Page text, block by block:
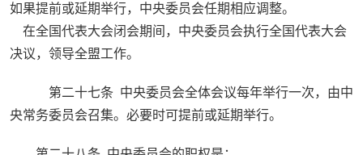
如果提前或延期举行，中央委员会任期相应调整。
在全国代表大会闭会期间，中央委员会执行全国代表大会
决议，领导全盟工作。
第二十七条 中央委员会全体会议每年举行一次，由中
央常务委员会召集。必要时可提前或延期举行。